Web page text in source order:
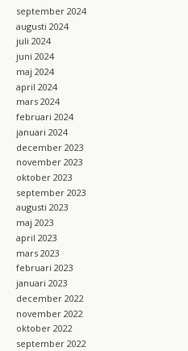
september 2024
augusti 2024
juli 2024
juni 2024
maj 2024
april 2024
mars 2024
februari 2024
januari 2024
december 2023
november 2023
oktober 2023
september 2023
augusti 2023
maj 2023
april 2023
mars 2023
februari 2023
januari 2023
december 2022
november 2022
oktober 2022
september 2022